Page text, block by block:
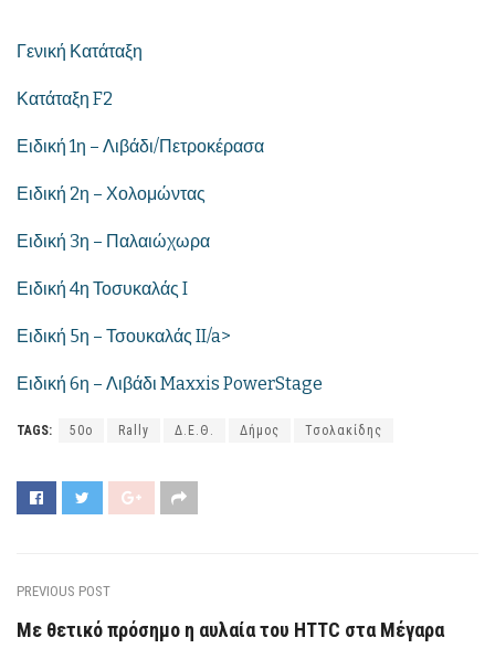
Γενική Κατάταξη
Κατάταξη F2
Ειδική 1η – Λιβάδι/Πετροκέρασα
Ειδική 2η – Χολομώντας
Ειδική 3η – Παλαιώχωρα
Ειδική 4η Τοσυκαλάς I
Ειδική 5η – Τσουκαλάς II/a>
Ειδική 6η – Λιβάδι Maxxis PowerStage
TAGS: 50ο Rally Δ.Ε.Θ. Δήμος Τσολακίδης
PREVIOUS POST
Με θετικό πρόσημο η αυλαία του HTTC στα Μέγαρα